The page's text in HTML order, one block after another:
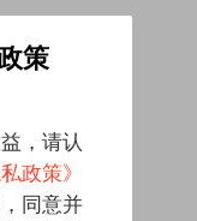
策
，请认
私政策》
同意并